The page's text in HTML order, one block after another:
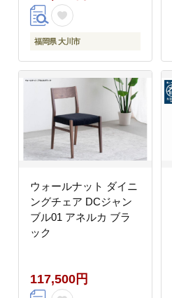
福岡県 大川市
ウォールナット ダイニ
ングチェア DCジャン
ブル01 アネルカ ブラ
ック
117,500円